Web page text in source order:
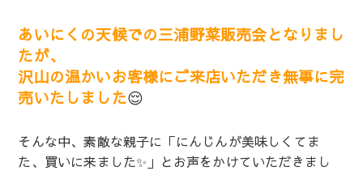
あいにくの天候での三浦野菜販売会となりまし
たが、
沢山の温かいお客様にご来店いただき無事に完
売いたしました😌
そんな中、素敵な親子に「にんじんが美味しくてま
た、買いに来ました✨」とお声をかけていただきまし